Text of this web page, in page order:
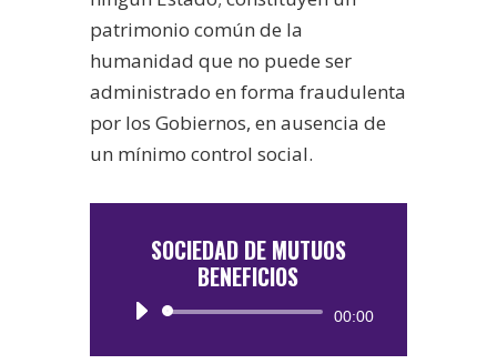
patrimonio común de la
humanidad que no puede ser
administrado en forma fraudulenta
por los Gobiernos, en ausencia de
un mínimo control social.
SOCIEDAD DE MUTUOS
BENEFICIOS
Reproductor
00:00